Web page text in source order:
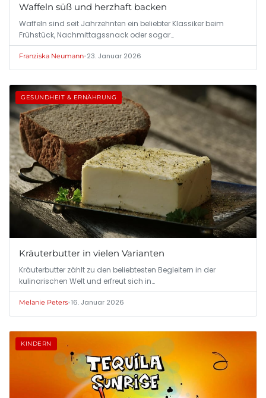
Waffeln süß und herzhaft backen
Waffeln sind seit Jahrzehnten ein beliebter Klassiker beim
Frühstück, Nachmittagssnack oder sogar…
Franziska Neumann•23. Januar 2026
GESUNDHEIT & ERNÄHRUNG
Kräuterbutter in vielen Varianten
Kräuterbutter zählt zu den beliebtesten Begleitern in der
kulinarischen Welt und erfreut sich in…
Melanie Peters•16. Januar 2026
KINDERN